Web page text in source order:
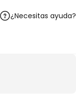
¿Necesitas ayuda?